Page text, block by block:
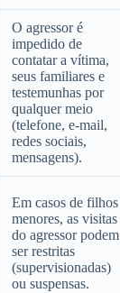
O agressor é
impedido de
contatar a vítima,
seus familiares e
testemunhas por
qualquer meio
(telefone, e-mail,
redes sociais,
mensagens).
Em casos de filhos
menores, as visitas
do agressor podem
ser restritas
(supervisionadas)
ou suspensas.